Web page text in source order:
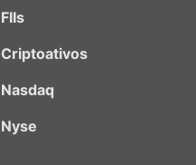
FIIs
Criptoativos
Nasdaq
Nyse